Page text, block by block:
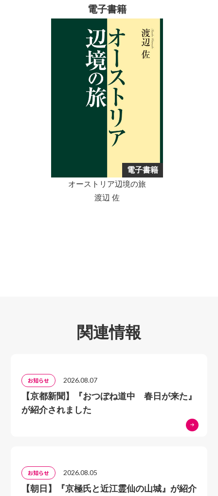
1 北の森の大作曲家たち
モーツァルトの遺跡捏造／ベートーヴェン遺書の家
ワインの町の謎の家／死の前年も北の森へ
ヴァルトフィアテルとワインフィアテル／森の奥か
ウィーンのセレブ憧れの貴石／異端者の町と城／ロ
難攻不落の二城砦／霧雨に煙る亡命者の町／ゲマイ
晒しの刑罰／その起源 大樹信仰の名残りか／裁判
ドイツ語圏最大のプランガー／騎士か死刑執行人か
ーンの森の奥の物語」は、大作曲家の話から始まります
ます。読者の方には異和感があったかも知れません。私
事ですが高齢になって難聴が進んだので、あまり音楽を
聞かないようになりました。かねがね一生涯、音楽の分
野だけで終わってしまうのもつまらないと思っていまし
たから、オーストリアの辺境の地に残る中世の遺跡を探
すことに興味を覚えました。余生のホビーですが、これ
もやはり若いときの聖フロリアン修道院での経験が影響
していると思います。大学を辞めてからは毎年ウィーン
の森の奥を訪ねて、旅先で得た資料と写真を寄せ集めて
みました。私家版として制作した二〇〇三年の「ベート
ーヴェンの住居」と二〇〇五年の「プランガー探訪」を
一部補筆して組み込んであります。 第一部は私の最
初の出版であり、第二部はたぶん最終作になるでしょ
1977年 「聖フロリアンの鐘」出版（第一法規出版）
音楽」（大阪芸大紀要） 1993年 大阪芸術大学退職
1999年 岡坂恭子編「Fanny Hensel Mendelssohn/Das
Jahr」の楽譜解説 2003年 「ベートーヴェンの住居
ウィーンにその足跡を訪ねて」（福田楽譜） 2005年
「プランガー探訪」限定出版（福田楽譜）
電子書籍
電子書籍
オーストリア辺境の旅
渡辺 佐
関連情報
お知らせ 2026.08.07
【京都新聞】『おつぼね道中 春日が来た』
が紹介されました
お知らせ 2026.08.05
【朝日】『京極氏と近江霊仙の山城』が紹介